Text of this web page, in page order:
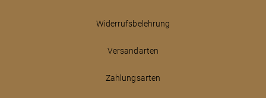
Widerrufsbelehrung
Versandarten
Zahlungsarten